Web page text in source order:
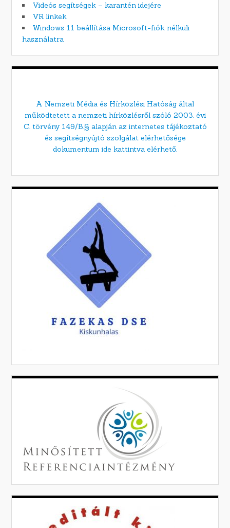
Videós segítségek – karantén idejére
VR linkek
Windows 11 beállítása Microsoft-fiók nélküli
használatra
A Nemzeti Média és Hírközlési Hatóság által
működtetett a nemzeti hírközlésről szóló 2003. évi
C. törvény 149/B.§ alapján az internetes tájékoztató
és segítségnyújtó szolgálat elérhetősége
dokumentum ide kattintva elérhető.